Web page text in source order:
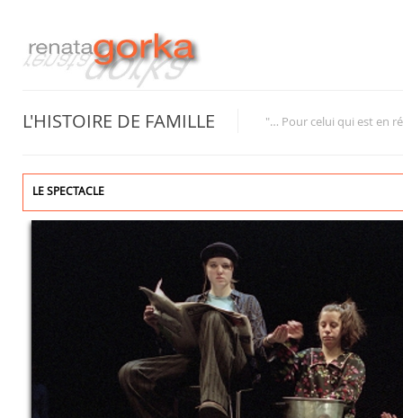
L'HISTOIRE DE FAMILLE "… Pour celui qui est en
LE SPECTACLE